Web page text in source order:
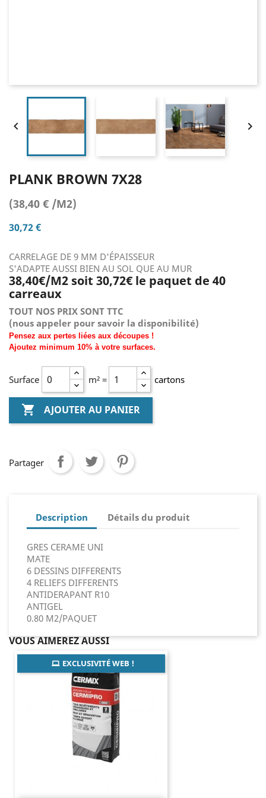
 
PLANK BROWN 7X28
(38,40 € /M2)
30,72 €
CARRELAGE DE 9 MM D'ÉPAISSEUR
S'ADAPTE AUSSI BIEN AU SOL QUE AU MUR
38,40€/M2 soit 30,72€ le paquet de 40
carreaux
TOUT NOS PRIX SONT TTC
(nous appeler pour savoir la disponibilité)
Pensez aux pertes liées aux découpes !
Ajoutez minimum 10% à votre surfaces.
Surface m² = cartons
 AJOUTER AU PANIER
Partager
Description Détails du produit
GRES CERAME UNI
MATE
6 DESSINS DIFFERENTS
4 RELIEFS DIFFERENTS
ANTIDERAPANT R10
ANTIGEL
0.80 M2/PAQUET
VOUS AIMEREZ AUSSI
EXCLUSIVITÉ WEB !